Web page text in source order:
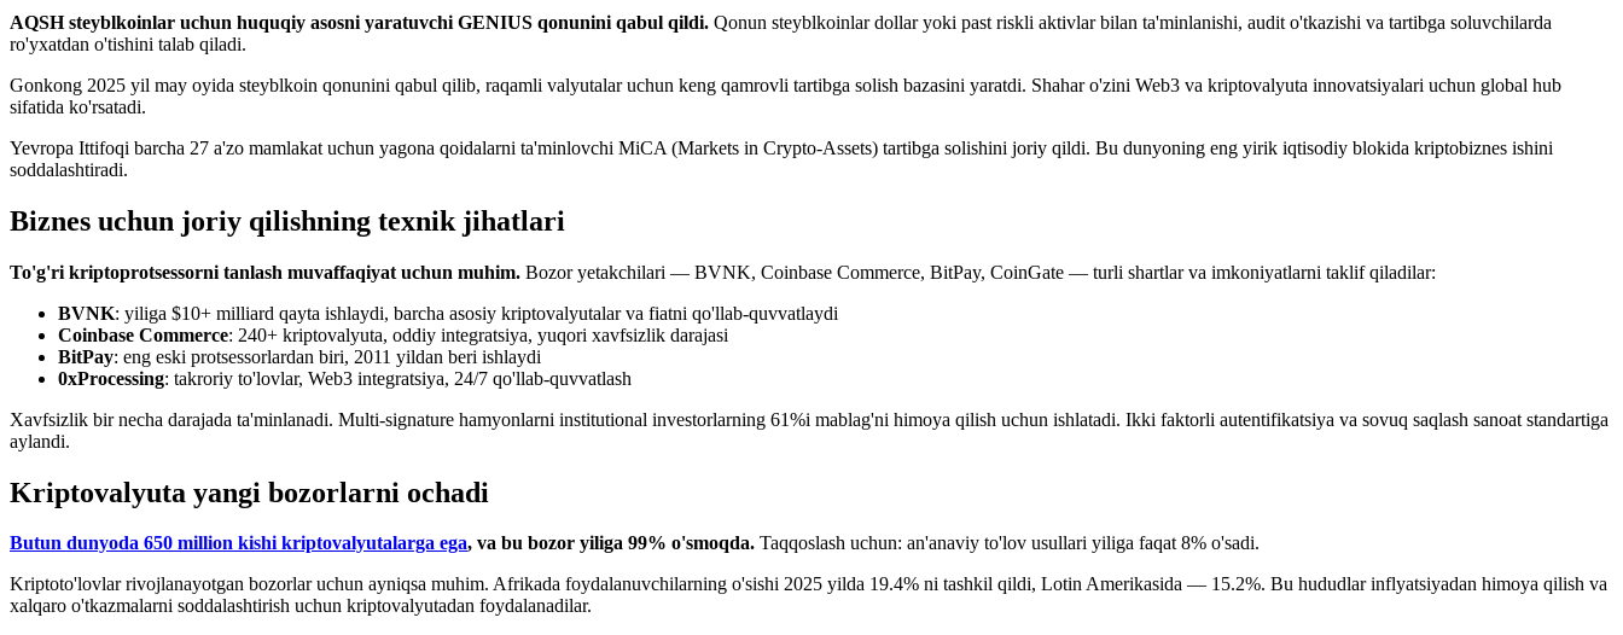
AQSH steyblkoinlar uchun huquqiy asosni yaratuvchi GENIUS qonunini qabul qildi. Qonun steyblkoinlar dollar yoki past riskli aktivlar bilan ta'minlanishi, audit o'tkazishi va tartibga soluvchilarda
ro'yxatdan o'tishini talab qiladi.
Gonkong 2025 yil may oyida steyblkoin qonunini qabul qilib, raqamli valyutalar uchun keng qamrovli tartibga solish bazasini yaratdi. Shahar o'zini Web3 va kriptovalyuta innovatsiyalari uchun global hub
sifatida ko'rsatadi.
Yevropa Ittifoqi barcha 27 a'zo mamlakat uchun yagona qoidalarni ta'minlovchi MiCA (Markets in Crypto-Assets) tartibga solishini joriy qildi. Bu dunyoning eng yirik iqtisodiy blokida kriptobiznes ishini
soddalashtiradi.
Biznes uchun joriy qilishning texnik jihatlari
To'g'ri kriptoprotsessorni tanlash muvaffaqiyat uchun muhim. Bozor yetakchilari — BVNK, Coinbase Commerce, BitPay, CoinGate — turli shartlar va imkoniyatlarni taklif qiladilar:
BVNK: yiliga $10+ milliard qayta ishlaydi, barcha asosiy kriptovalyutalar va fiatni qo'llab-quvvatlaydi
Coinbase Commerce: 240+ kriptovalyuta, oddiy integratsiya, yuqori xavfsizlik darajasi
BitPay: eng eski protsessorlardan biri, 2011 yildan beri ishlaydi
0xProcessing: takroriy to'lovlar, Web3 integratsiya, 24/7 qo'llab-quvvatlash
Xavfsizlik bir necha darajada ta'minlanadi. Multi-signature hamyonlarni institutional investorlarning 61%i mablag'ni himoya qilish uchun ishlatadi. Ikki faktorli autentifikatsiya va sovuq saqlash sanoat standartiga
aylandi.
Kriptovalyuta yangi bozorlarni ochadi
Butun dunyoda 650 million kishi kriptovalyutalarga ega, va bu bozor yiliga 99% o'smoqda. Taqqoslash uchun: an'anaviy to'lov usullari yiliga faqat 8% o'sadi.
Kriptoto'lovlar rivojlanayotgan bozorlar uchun ayniqsa muhim. Afrikada foydalanuvchilarning o'sishi 2025 yilda 19.4% ni tashkil qildi, Lotin Amerikasida — 15.2%. Bu hududlar inflyatsiyadan himoya qilish va
xalqaro o'tkazmalarni soddalashtirish uchun kriptovalyutadan foydalanadilar.